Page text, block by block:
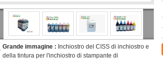
Grande immagine : Inchiostro del CISS di inchiostro e
della tintura per l'inchiostro di stampante di